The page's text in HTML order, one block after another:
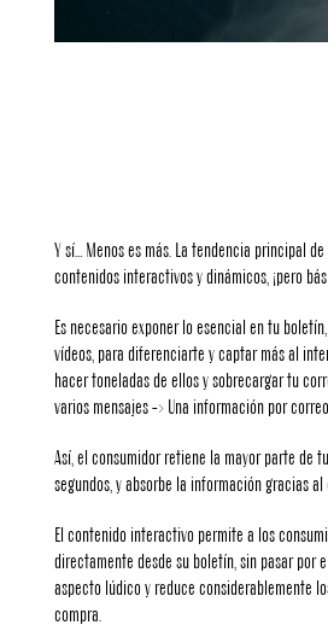
Y sí… Menos es más. La tendencia principal
contenidos interactivos y dinámicos, ¡pero
Es necesario exponer lo esencial en tu
vídeos, para diferenciarte y captar más al
hacer toneladas de ellos y sobrecargar tu
varios mensajes -> Una información por
Así, el consumidor retiene la mayor parte de
segundos, y absorbe la información gracias
El contenido interactivo permite a los
directamente desde su boletín, sin pasar por
aspecto lúdico y reduce considerablemente
compra.